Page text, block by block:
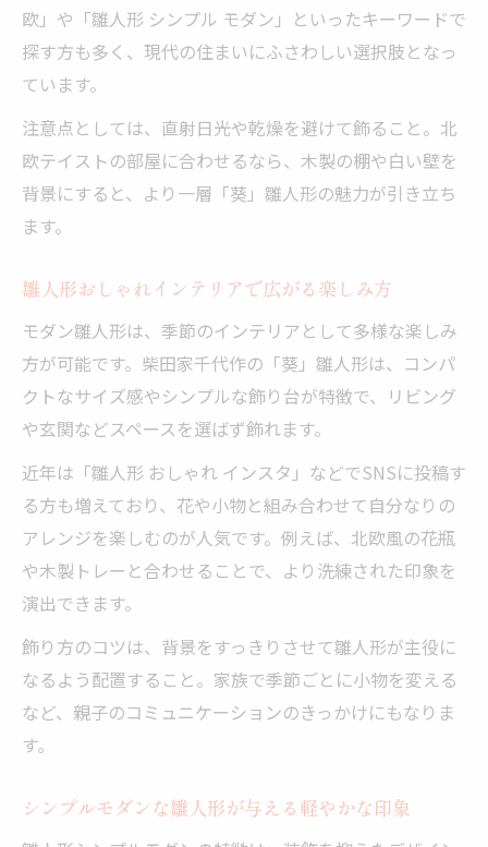
欧」や「雛人形 シンプル モダン」といったキーワードで
探す方も多く、現代の住まいにふさわしい選択肢となっ
ています。
注意点としては、直射日光や乾燥を避けて飾ること。北
欧テイストの部屋に合わせるなら、木製の棚や白い壁を
背景にすると、より一層「葵」雛人形の魅力が引き立ち
ます。
雛人形おしゃれインテリアで広がる楽しみ方
モダン雛人形は、季節のインテリアとして多様な楽しみ
方が可能です。柴田家千代作の「葵」雛人形は、コンパ
クトなサイズ感やシンプルな飾り台が特徴で、リビング
や玄関などスペースを選ばず飾れます。
近年は「雛人形 おしゃれ インスタ」などでSNSに投稿す
る方も増えており、花や小物と組み合わせて自分なりの
アレンジを楽しむのが人気です。例えば、北欧風の花瓶
や木製トレーと合わせることで、より洗練された印象を
演出できます。
飾り方のコツは、背景をすっきりさせて雛人形が主役に
なるよう配置すること。家族で季節ごとに小物を変える
など、親子のコミュニケーションのきっかけにもなりま
す。
シンプルモダンな雛人形が与える軽やかな印象